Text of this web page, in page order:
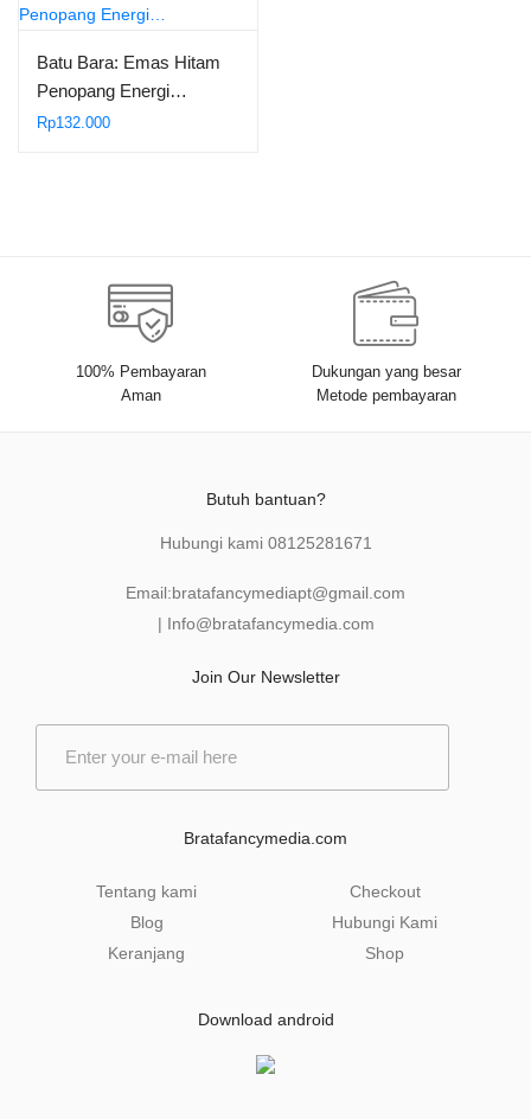
Batu Bara: Emas Hitam
Penopang Energi…
Rp132.000
100% Pembayaran
Aman
Dukungan yang besar
Metode pembayaran
Butuh bantuan?
Hubungi kami 08125281671
Email:bratafancymediapt@gmail.com
| Info@bratafancymedia .com
Join Our Newsletter
Bratafancymedia.com
Tentang kami
Blog
Keranjang
Checkout
Hubungi Kami
Shop
Download android